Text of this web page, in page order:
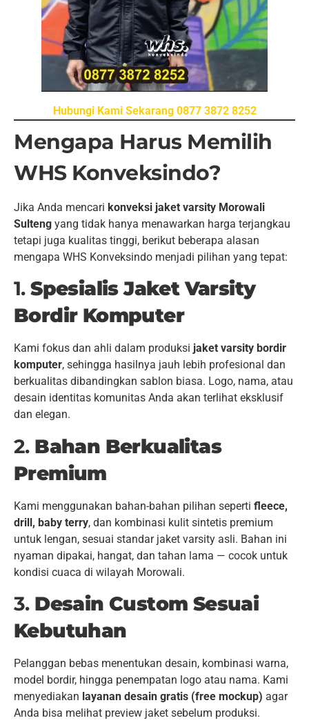
Hubungi Kami Sekarang 0877 3872 8252
Mengapa Harus Memilih
WHS Konveksindo?
Jika Anda mencari konveksi jaket varsity Morowali
Sulteng yang tidak hanya menawarkan harga terjangkau
tetapi juga kualitas tinggi, berikut beberapa alasan
mengapa WHS Konveksindo menjadi pilihan yang tepat:
1.Spesialis Jaket Varsity
Bordir Komputer
Kami fokus dan ahli dalam produksi jaket varsity bordir
komputer, sehingga hasilnya jauh lebih profesional dan
berkualitas dibandingkan sablon biasa. Logo, nama, atau
desain identitas komunitas Anda akan terlihat eksklusif
dan elegan.
2. Bahan Berkualitas
Premium
Kami menggunakan bahan-bahan pilihan seperti fleece,
drill, baby terry, dan kombinasi kulit sintetis premium
untuk lengan, sesuai standar jaket varsity asli. Bahan ini
nyaman dipakai, hangat, dan tahan lama — cocok untuk
kondisi cuaca di wilayah Morowali.
3. Desain Custom Sesuai
Kebutuhan
Pelanggan bebas menentukan desain, kombinasi warna,
model bordir, hingga penempatan logo atau nama. Kami
menyediakan layanan desain gratis (free mockup) agar
Anda bisa melihat preview jaket sebelum produksi.